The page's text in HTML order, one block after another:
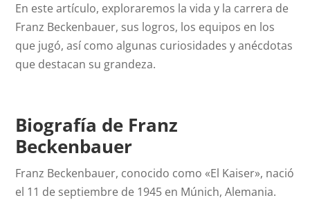
En este artículo, exploraremos la vida y la carrera de
Franz Beckenbauer, sus logros, los equipos en los
que jugó, así como algunas curiosidades y anécdotas
que destacan su grandeza.
Biografía de Franz
Beckenbauer
Franz Beckenbauer, conocido como «El Kaiser», nació
el 11 de septiembre de 1945 en Múnich, Alemania.